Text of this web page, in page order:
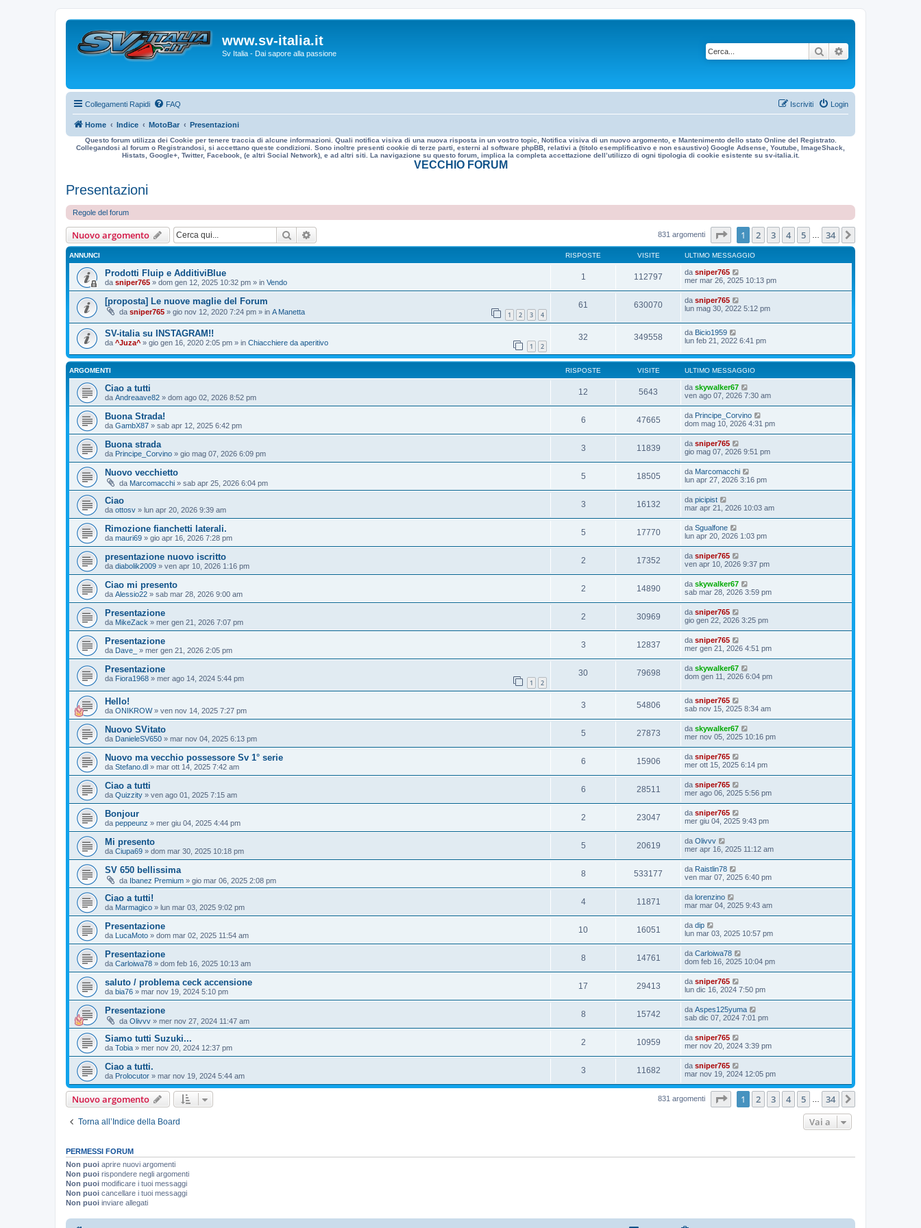
www.sv-italia.it
Sv Italia - Dai sapore alla passione Cerca
Collegamenti Rapidi FAQ Login
Iscriviti
Home Indice MotoBar Presentazioni
Questo forum utilizza dei Cookie per tenere traccia di alcune informazioni. Quali notifica visiva di una nuova risposta in un vostro topic, Notifica visiva di un nuovo argomento, e Mantenimento dello stato Online del Registrato.
Collegandosi al forum o Registrandosi, si accettano queste condizioni. Sono inoltre presenti cookie di terze parti, esterni al software phpBB, relativi a (titolo esemplificativo e non esaustivo) Google Adsense, Youtube, ImageShack,
Histats, Google+, Twitter, Facebook, (e altri Social Network), e ad altri siti. La navigazione su questo forum, implica la completa accettazione dell’utilizzo di ogni tipologia di cookie esistente su sv-italia.it.
VECCHIO FORUM
Presentazioni
Regole del forum
Nuovo argomento Cerca 831 argomenti Pagina1 di
1 2 3 4 5 34
ANNUNCI RISPOSTE VISITE ULTIMO MESSAGGIO
Prodotti Fluip e AdditiviBlue
da sniper765 » dom gen 12, 2025 10:32 pm » in Vendo
1 112797 da sniper765
mer mar 26, 2025 10:13 pm
[proposta] Le nuove maglie del Forum
da sniper765 » gio nov 12, 2020 7:24 pm » in A Manetta 1 2 3 4
61 630070 da sniper765
lun mag 30, 2022 5:12 pm
SV-italia su INSTAGRAM!!
da ^Juza^ » gio gen 16, 2020 2:05 pm » in Chiacchiere da aperitivo 1 2
32 349558 da Bicio1959
lun feb 21, 2022 6:41 pm
ARGOMENTI RISPOSTE VISITE ULTIMO MESSAGGIO
Ciao a tutti
da Andreaave82 » dom ago 02, 2026 8:52 pm
12 5643 da skywalker67
ven ago 07, 2026 7:30 am
Buona Strada!
da GambX87 » sab apr 12, 2025 6:42 pm
6 47665 da Principe_Corvino
dom mag 10, 2026 4:31 pm
Buona strada
da Principe_Corvino » gio mag 07, 2026 6:09 pm
3 11839 da sniper765
gio mag 07, 2026 9:51 pm
Nuovo vecchietto
da Marcomacchi » sab apr 25, 2026 6:04 pm
5 18505 da Marcomacchi
lun apr 27, 2026 3:16 pm
Ciao
da ottosv » lun apr 20, 2026 9:39 am
3 16132 da picipist
mar apr 21, 2026 10:03 am
Rimozione fianchetti laterali.
da mauri69 » gio apr 16, 2026 7:28 pm
5 17770 da Sgualfone
lun apr 20, 2026 1:03 pm
presentazione nuovo iscritto
da diabolik2009 » ven apr 10, 2026 1:16 pm
2 17352 da sniper765
ven apr 10, 2026 9:37 pm
Ciao mi presento
da Alessio22 » sab mar 28, 2026 9:00 am
2 14890 da skywalker67
sab mar 28, 2026 3:59 pm
Presentazione
da MikeZack » mer gen 21, 2026 7:07 pm
2 30969 da sniper765
gio gen 22, 2026 3:25 pm
Presentazione
da Dave_ » mer gen 21, 2026 2:05 pm
3 12837 da sniper765
mer gen 21, 2026 4:51 pm
Presentazione
da Fiora1968 » mer ago 14, 2024 5:44 pm 1 2
30 79698 da skywalker67
dom gen 11, 2026 6:04 pm
Hello!
da ONIKROW» ven nov 14, 2025 7:27 pm
3 54806 da sniper765
sab nov 15, 2025 8:34 am
Nuovo SVitato
da DanieleSV650 » mar nov 04, 2025 6:13 pm
5 27873 da skywalker67
mer nov 05, 2025 10:16 pm
Nuovo ma vecchio possessore Sv 1° serie
da Stefano.dl » mar ott 14, 2025 7:42 am
6 15906 da sniper765
mer ott 15, 2025 6:14 pm
Ciao a tutti
da Quizzity » ven ago 01, 2025 7:15 am
6 28511 da sniper765
mer ago 06, 2025 5:56 pm
Bonjour
da peppeunz » mer giu 04, 2025 4:44 pm
2 23047 da sniper765
mer giu 04, 2025 9:43 pm
Mi presento
da Ciupa69 » dom mar 30, 2025 10:18 pm
5 20619 da Olivvv
mer apr 16, 2025 11:12 am
SV 650 bellissima
da Ibanez Premium » gio mar 06, 2025 2:08 pm
8 533177 da Raistlin78
ven mar 07, 2025 6:40 pm
Ciao a tutti!
da Marmagico » lun mar 03, 2025 9:02 pm
4 11871 da lorenzino
mar mar 04, 2025 9:43 am
Presentazione
da LucaMoto » dom mar 02, 2025 11:54 am
10 16051 da dip
lun mar 03, 2025 10:57 pm
Presentazione
da Carloiwa78 » dom feb 16, 2025 10:13 am
8 14761 da Carloiwa78
dom feb 16, 2025 10:04 pm
saluto / problema ceck accensione
da bia76 » mar nov 19, 2024 5:10 pm
17 29413 da sniper765
lun dic 16, 2024 7:50 pm
Presentazione
da Olivvv » mer nov 27, 2024 11:47 am
8 15742 da Aspes125yuma
sab dic 07, 2024 7:01 pm
Siamo tutti Suzuki...
da Tobia » mer nov 20, 2024 12:37 pm
2 10959 da sniper765
mer nov 20, 2024 3:39 pm
Ciao a tutti.
da Prolocutor » mar nov 19, 2024 5:44 am
3 11682 da sniper765
mar nov 19, 2024 12:05 pm
Nuovo argomento 831 argomenti Pagina1 di
1 2 3 4 5 34
Torna all’Indice della Board Vai a
PERMESSI FORUM
Non puoi aprire nuovi argomenti
Non puoi rispondere negli argomenti
Non puoi modificare i tuoi messaggi
Non puoi cancellare i tuoi messaggi
Non puoi inviare allegati